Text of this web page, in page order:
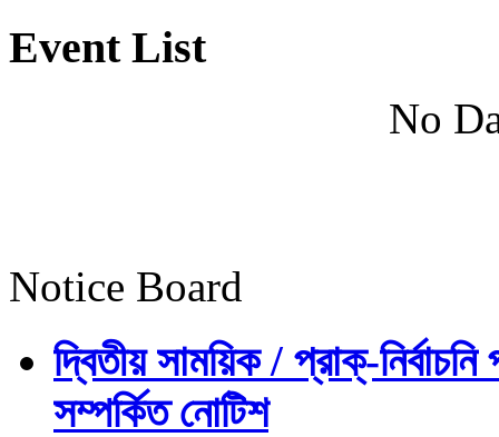
Event List
No
Notice Board
দ্বিতীয় সাময়িক / প্রাক্-
সম্পর্কিত নোটিশ